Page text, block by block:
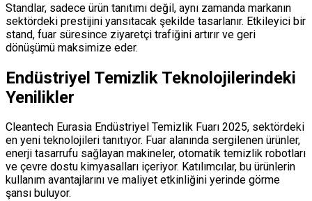
Standlar, sadece ürün tanıtımı değil, aynı zamanda markanın
sektördeki prestijini yansıtacak şekilde tasarlanır. Etkileyici bir
stand, fuar süresince ziyaretçi trafiğini artırır ve geri
dönüşümü maksimize eder.
Endüstriyel Temizlik Teknolojilerindeki
Yenilikler
Cleantech Eurasia Endüstriyel Temizlik Fuarı 2025, sektördeki
en yeni teknolojileri tanıtıyor. Fuar alanında sergilenen ürünler,
enerji tasarrufu sağlayan makineler, otomatik temizlik robotları
ve çevre dostu kimyasalları içeriyor. Katılımcılar, bu ürünlerin
kullanım avantajlarını ve maliyet etkinliğini yerinde görme
şansı buluyor.